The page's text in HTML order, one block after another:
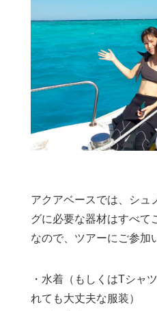
アクアベースでは、シュ
グに必要な器材はすべて
なので、ツアーにご参加
・水着（もしくはTシャ
れても大丈夫な服装）